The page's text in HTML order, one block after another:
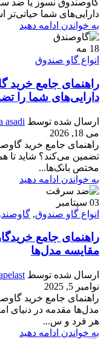
گاوصندوق نسوز یا ضد
دارایی‌های شما حیاتی‌تر
به خواندن ادامه دهید
18 مه
انواع گاو صندوق
راهنمای جامع خرید
دارایی‌های شما را
ارسال شده توسط asadi
می 18, 2026
راهنمای جامع خرید
تضمین می‌کند؟ شاید تا
مختص بانک‌ها...
به خواندن ادامه دهید
03 سپتامبر
انواع گاو صندوق,
راهنمای جامع
مقایسه مدل‌ها
ارسال شده توسط
نوامبر 5, 2025
راهنمای جامع خرید
مدل‌ها مقدمه در دنیای
هر فرد و س...
به خواندن ادامه دهید